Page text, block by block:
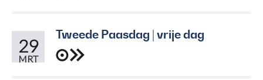
Tweede Paasdag | vrije dag
29
MRT